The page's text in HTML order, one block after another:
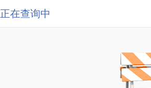
正在查询中